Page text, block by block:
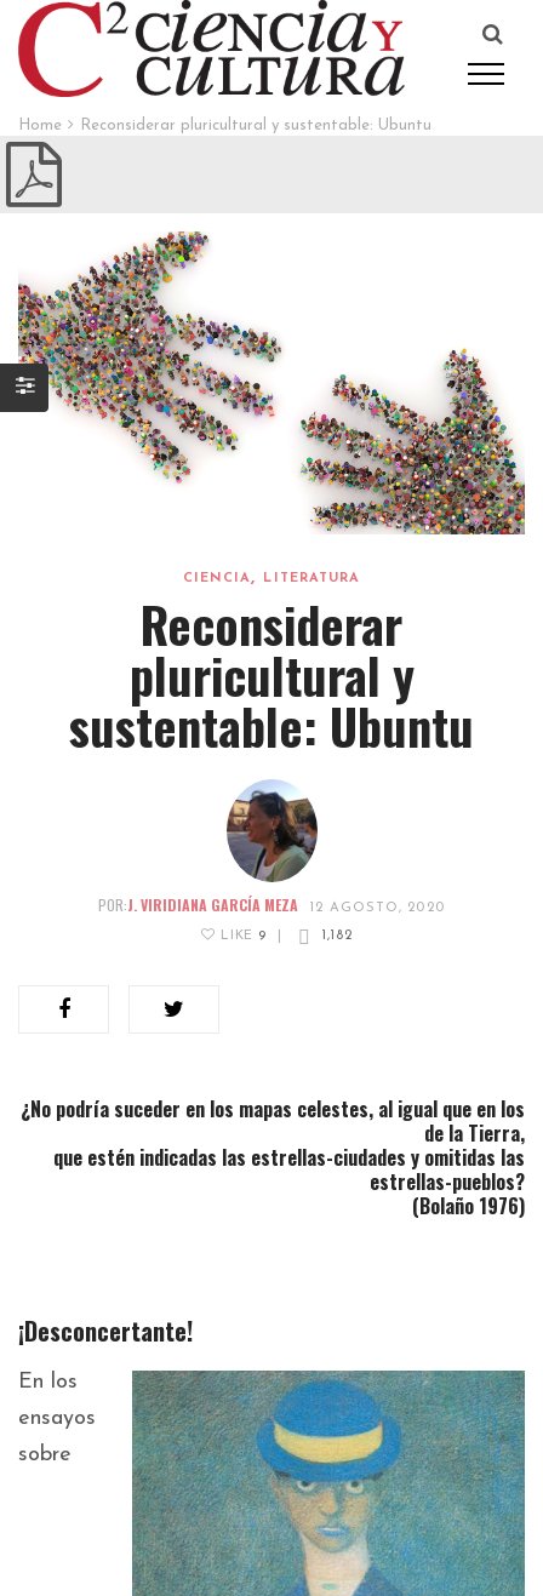
Home Reconsiderar pluricultural y sustentable: Ubuntu
CIENCIA, LITERATURA
Reconsiderar
pluricultural y
sustentable: Ubuntu
POR:J. VIRIDIANA GARCÍA MEZA 12 AGOSTO, 2020
LIKE 9 1,182
¿No podría suceder en los mapas celestes, al igual que en los
de la Tierra,
que estén indicadas las estrellas-ciudades y omitidas las
estrellas-pueblos?
(Bolaño 1976)
¡Desconcertante!
En los
ensayos
sobre